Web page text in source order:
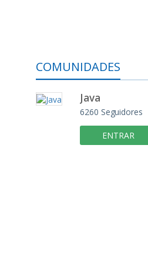
COMUNIDADES
Java
6260 Seguidores
ENTRAR